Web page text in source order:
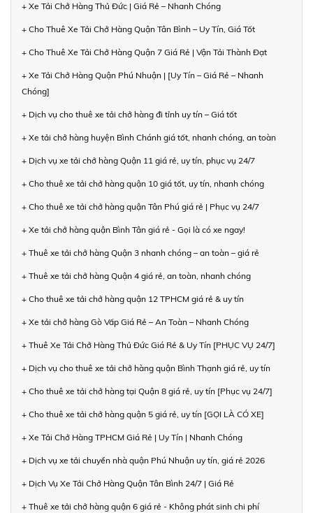
+ Xe Tải Chở Hàng Thủ Đức | Giá Rẻ – Nhanh Chóng
+ Cho Thuê Xe Tải Chở Hàng Quận Tân Bình – Uy Tín, Giá Tốt
+ Cho Thuê Xe Tải Chở Hàng Quận 7 Giá Rẻ | Vận Tải Thành Đạt
+ Xe Tải Chở Hàng Quận Phú Nhuận | [Uy Tín – Giá Rẻ – Nhanh
Chóng]
+ Dịch vụ cho thuê xe tải chở hàng đi tỉnh uy tín – Giá tốt
+ Xe tải chở hàng huyện Bình Chánh giá tốt, nhanh chóng, an toàn
+ Dịch vụ xe tải chở hàng Quận 11 giá rẻ, uy tín, phục vụ 24/7
+ Cho thuê xe tải chở hàng quận 10 giá tốt, uy tín, nhanh chóng
+ Cho thuê xe tải chở hàng quận Tân Phú giá rẻ | Phục vụ 24/7
+ Xe tải chở hàng quận Bình Tân giá rẻ - Gọi là có xe ngay!
+ Thuê xe tải chở hàng Quận 3 nhanh chóng – an toàn – giá rẻ
+ Thuê xe tải chở hàng Quận 4 giá rẻ, an toàn, nhanh chóng
+ Cho thuê xe tải chở hàng quận 12 TPHCM giá rẻ & uy tín
+ Xe tải chở hàng Gò Vấp Giá Rẻ – An Toàn – Nhanh Chóng
+ Thuê Xe Tải Chở Hàng Thủ Đức Giá Rẻ & Uy Tín [PHỤC VỤ 24/7]
+ Dịch vụ cho thuê xe tải chở hàng quận Bình Thạnh giá rẻ, uy tín
+ Cho thuê xe tải chở hàng tại Quận 8 giá rẻ, uy tín [Phục vụ 24/7]
+ Cho thuê xe tải chở hàng quận 5 giá rẻ, uy tín [GỌI LÀ CÓ XE]
+ Xe Tải Chở Hàng TPHCM Giá Rẻ | Uy Tín | Nhanh Chóng
+ Dịch vụ xe tải chuyển nhà quận Phú Nhuận uy tín, giá rẻ 2026
+ Dịch Vụ Xe Tải Chở Hàng Quận Tân Bình 24/7 | Giá Rẻ
+ Thuê xe tải chở hàng quận 6 giá rẻ - Không phát sinh chi phí